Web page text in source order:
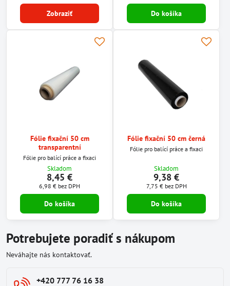
Zobraziť Do košíka
Fólie fixační 50 cm
transparentní
Fólie pro balící práce a fixaci
Skladom
8,45 €
6,98 € bez DPH
Do košíka
Fólie fixační 50 cm černá
Fólie pro balící práce a fixaci
Skladom
9,38 €
7,75 € bez DPH
Do košíka
Potrebujete poradiť s nákupom
Neváhajte nás kontaktovať.
+420 777 76 16 38